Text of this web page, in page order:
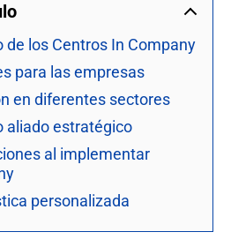
de los Centros In Company
para las empresas
en diferentes sectores
aliado estratégico
al implementar
personalizada